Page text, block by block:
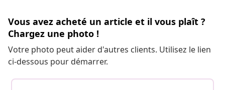
Vous avez acheté un article et il vous plaît ?
Chargez une photo !
Votre photo peut aider d'autres clients. Utilisez le lien
ci-dessous pour démarrer.